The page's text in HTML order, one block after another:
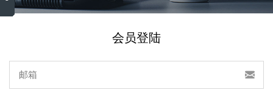
会员登陆